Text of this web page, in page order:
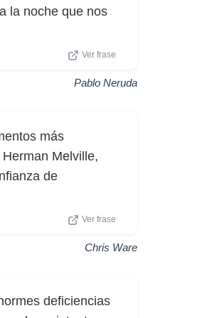
a la noche que nos
Ver frase
Pablo Neruda
más
Melville,
de
Ver frase
Chris Ware
deficiencias